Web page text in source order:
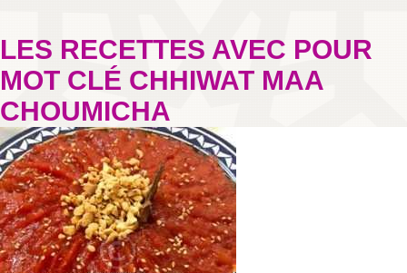
LES RECETTES AVEC POUR
MOT CLÉ CHHIWAT MAA
CHOUMICHA